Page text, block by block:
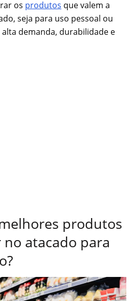
os produtos que valem a
seja para uso pessoal ou
demanda, durabilidade e
produtos
atacado para